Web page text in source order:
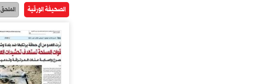
الصحيفة الورقية الملحق